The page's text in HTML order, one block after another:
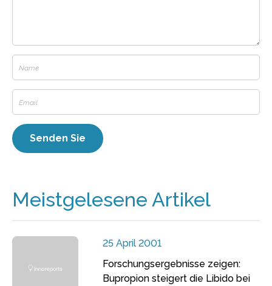
Meistgelesene Artikel
25 April 2001
Forschungsergebnisse zeigen:
Bupropion steigert die Libido bei